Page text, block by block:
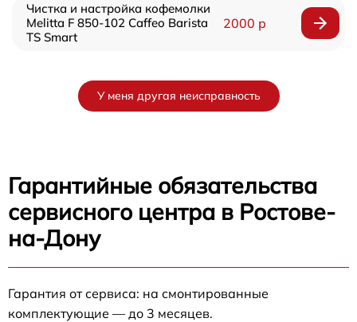
Чистка и настройка кофемолки
Melitta F 850-102 Caffeo Barista
TS Smart
2000 р
У меня другая неисправность
Гарантийные обязательства
сервисного центра в Ростове-
на-Дону
Гарантия от сервиса: на смонтированные
комплектующие — до 3 месяцев.